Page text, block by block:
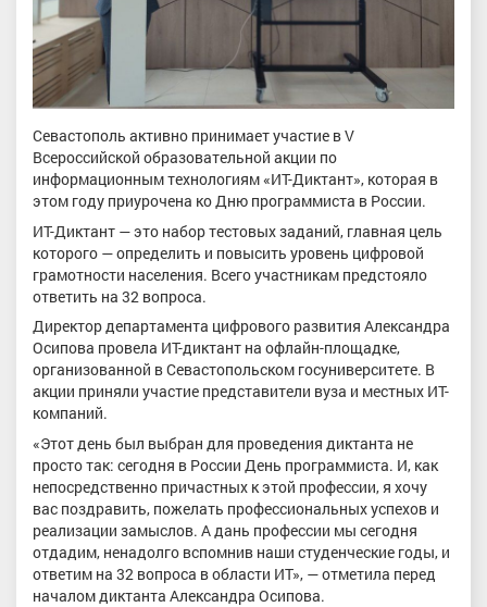
Севастополь активно принимает участие в V
Всероссийской образовательной акции по
информационным технологиям «ИТ-Диктант», которая в
этом году приурочена ко Дню программиста в России.
ИТ-Диктант — это набор тестовых заданий, главная цель
которого — определить и повысить уровень цифровой
грамотности населения. Всего участникам предстояло
ответить на 32 вопроса.
Директор департамента цифрового развития Александра
Осипова провела ИТ-диктант на офлайн-площадке,
организованной в Севастопольском госуниверситете. В
акции приняли участие представители вуза и местных ИТ-
компаний.
«Этот день был выбран для проведения диктанта не
просто так: сегодня в России День программиста. И, как
непосредственно причастных к этой профессии, я хочу
вас поздравить, пожелать профессиональных успехов и
реализации замыслов. А дань профессии мы сегодня
отдадим, ненадолго вспомнив наши студенческие годы, и
ответим на 32 вопроса в области ИТ», — отметила перед
началом диктанта Александра Осипова.